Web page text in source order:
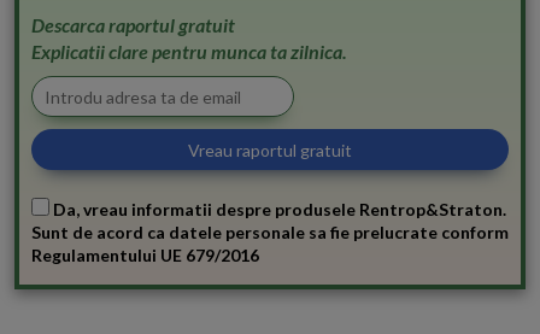
Descarca raportul gratuit
Explicatii clare pentru munca ta zilnica.
Da, vreau informatii despre produsele Rentrop&Straton.
Sunt de acord ca datele personale sa fie prelucrate conform
Regulamentului UE 679/2016